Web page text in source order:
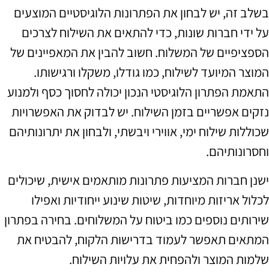
בשלב זה, יש לבחון את הפתרונות הלוגיסטיים המוצעים
על ידי חברות שונות, כדי להתאים את השילוח לצרכים
הספציפיים של המשלוח. חשוב להבין את המאפיינים של
המוצר המיועד לשילוח, כמו גודלו, משקלו ורגישותו.
התאמת הפתרון הלוגיסטי הנכון יכולה לחסוך כסף ולמנוע
נזקים אפשריים בזמן השילוח. יש לבדוק את האפשרויות
שכוללות שילוח ימי, אווירי ויבשתי, ולבחון את יתרונותיהם
וחסרונותיהם.
ישנן חברות המציעות פתרונות מותאמים אישית, שיכולים
לכלול אריזות מיוחדות, שיטות שינוע ייחודיות ואפילו
שירותים נוספים כמו ביטוח על המשלוחים. בחירה בפתרון
המתאים תאפשר לעמוד בדרישות הלקוח, להבטיח את
שלמות המוצר ולהפחית את עלויות השילוח.